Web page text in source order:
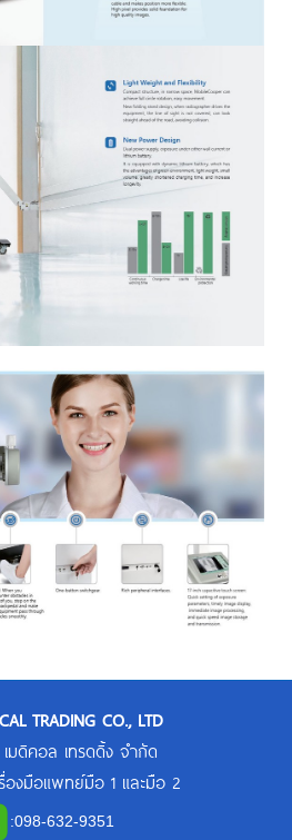
TRADING CO., LTD
มดิคอล เทรดดิ้ง จำกัด
งมือแพทย์มือ 1 และมือ 2
:098-632-9351